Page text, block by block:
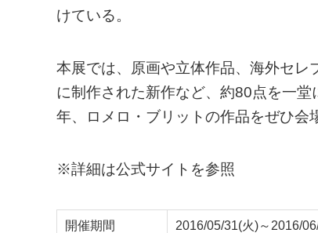
けている。
本展では、原画や立体作品、海外セレ
に制作された新作など、約80点を一
年、ロメロ・ブリットの作品をぜひ会
※詳細は公式サイトを参照
開催期間
2016/05/31(火)～2016/